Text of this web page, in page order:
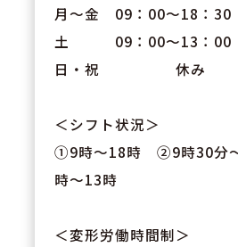
月～金 09：00～18：30
土 09：00～13：00
日・祝 休み
＜シフト状況＞
①9時～18時 ②9時30分
時～13時
＜変形労働時間制＞